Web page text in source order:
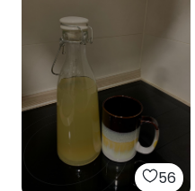
56